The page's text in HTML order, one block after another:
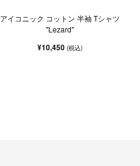
アイコニック コットン 半袖 Tシャツ
"Lezard"
¥10,450(税込)